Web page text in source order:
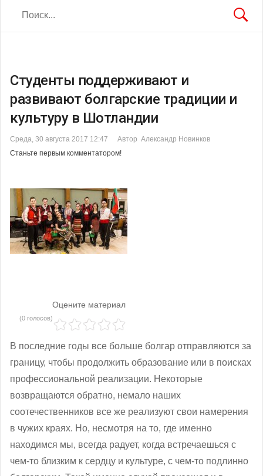
Студенты поддерживают и
развивают болгарские традиции и
культуру в Шотландии
Среда, 30 августа 2017 12:47
Автор Александр Новинков
Станьте первым комментатором!
Оцените материал
(0 голосов)
В последние годы все больше болгар отправляются за
границу, чтобы продолжить образование или в поисках
профессиональной реализации. Некоторые
возвращаются обратно, немало наших
соотечественников все же реализуют свои намерения
в чужих краях. Но, несмотря на то, где именно
находимся мы, всегда радует, когда встречаешься с
чем-то близким к сердцу и культуре, с чем-то подлинно